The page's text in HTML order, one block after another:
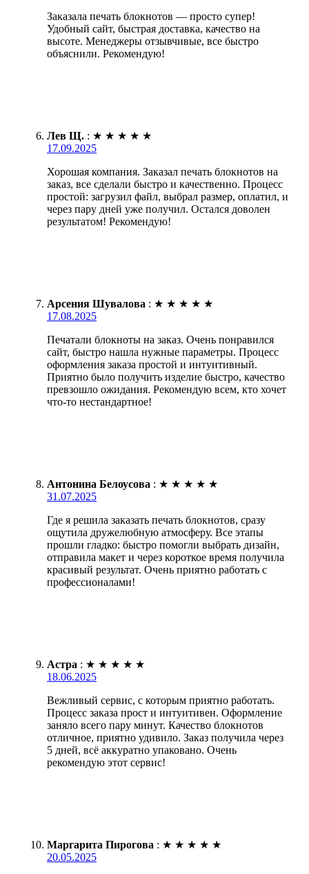
Заказала печать блокнотов — просто супер!
Удобный сайт, быстрая доставка, качество на
высоте. Менеджеры отзывчивые, все быстро
объяснили. Рекомендую!
Лев Щ. : ★ ★ ★ ★ ★
17.09.2025
Хорошая компания. Заказал печать блокнотов на
заказ, все сделали быстро и качественно. Процесс
простой: загрузил файл, выбрал размер, оплатил, и
через пару дней уже получил. Остался доволен
результатом! Рекомендую!
Арсения Шувалова : ★ ★ ★ ★ ★
17.08.2025
Печатали блокноты на заказ. Очень понравился
сайт, быстро нашла нужные параметры. Процесс
оформления заказа простой и интуитивный.
Приятно было получить изделие быстро, качество
превзошло ожидания. Рекомендую всем, кто хочет
что-то нестандартное!
Антонина Белоусова : ★ ★ ★ ★ ★
31.07.2025
Где я решила заказать печать блокнотов, сразу
ощутила дружелюбную атмосферу. Все этапы
прошли гладко: быстро помогли выбрать дизайн,
отправила макет и через короткое время получила
красивый результат. Очень приятно работать с
профессионалами!
Астра : ★ ★ ★ ★ ★
18.06.2025
Вежливый сервис, с которым приятно работать.
Процесс заказа прост и интуитивен. Оформление
заняло всего пару минут. Качество блокнотов
отличное, приятно удивило. Заказ получила через
5 дней, всё аккуратно упаковано. Очень
рекомендую этот сервис!
Маргарита Пирогова : ★ ★ ★ ★ ★
20.05.2025